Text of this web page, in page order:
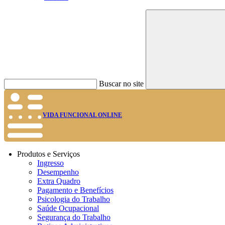
Buscar no site
VIDA FUNCIONAL ONLINE
Produtos e Serviços
Ingresso
Desempenho
Extra Quadro
Pagamento e Benefícios
Psicologia do Trabalho
Saúde Ocupacional
Segurança do Trabalho